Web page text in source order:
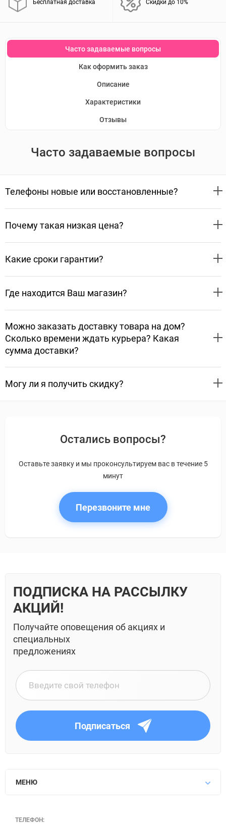
Бесплатная доставка Скидки до 10%
Часто задаваемые вопросы
Как оформить заказ
Описание
Характеристики
Отзывы
Часто задаваемые вопросы
Телефоны новые или восстановленные?
Почему такая низкая цена?
Какие сроки гарантии?
Где находится Ваш магазин?
Можно заказать доставку товара на дом?
Сколько времени ждать курьера? Какая
сумма доставки?
Могу ли я получить скидку?
Остались вопросы?
Оставьте заявку и мы проконсультируем вас в течение 5
минут
Перезвоните мне
ПОДПИСКА НА РАССЫЛКУ
АКЦИЙ!
Получайте оповещения об акциях и
специальных
предложениях
Подписаться
МЕНЮ
ТЕЛЕФОН: